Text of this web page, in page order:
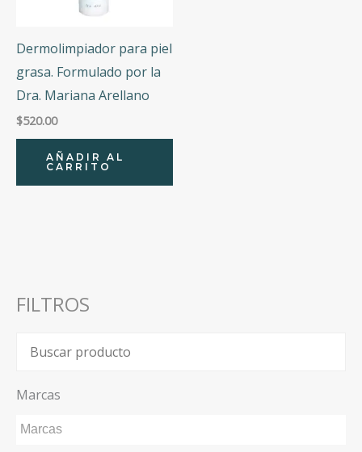
Dermolimpiador para piel
grasa. Formulado por la
Dra. Mariana Arellano
$520.00
AÑADIR AL
CARRITO
FILTROS
Marcas